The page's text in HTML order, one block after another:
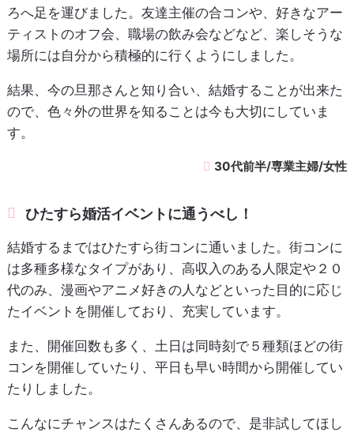
ろへ足を運びました。友達主催の合コンや、好きなアー
ティストのオフ会、職場の飲み会などなど、楽しそうな
場所には自分から積極的に行くようにしました。
結果、今の旦那さんと知り合い、結婚することが出来た
ので、色々外の世界を知ることは今も大切にしていま
す。
30代前半/専業主婦/女性
ひたすら婚活イベントに通うべし！
結婚するまではひたすら街コンに通いました。街コンに
は多種多様なタイプがあり、高収入のある人限定や２０
代のみ、漫画やアニメ好きの人などといった目的に応じ
たイベントを開催しており、充実しています。
また、開催回数も多く、土日は同時刻で５種類ほどの街
コンを開催していたり、平日も早い時間から開催してい
たりしました。
こんなにチャンスはたくさんあるので、是非試してほし